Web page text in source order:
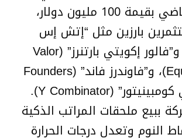
أغسطس الماضي بقيمة 100 مليون دولار،
بارزين مثل “إتش إس
جي” (HSG)، و”فالور إكويتي بارتنرز” (Valor
Equity Partners)، و”فاوندرز فاند” (Founders
ببيع ملحقات المراتب الذكية
النوم وتعدل درجات الحرارة